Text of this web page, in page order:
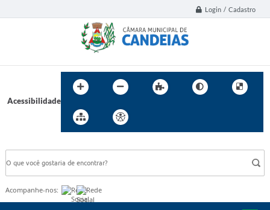
Login / Cadastro
Acessibilidade
Acompanhe-nos: